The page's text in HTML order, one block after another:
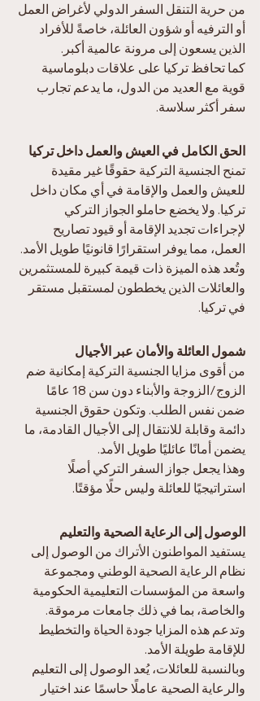
من حرية التنقل السفر الدولي لأغراض العمل
أو الترفيه أو شؤون العائلة، خاصةً للأفراد
الذين يسعون إلى مرونة عالمية أكبر.
كما تحافظ تركيا على علاقات دبلوماسية
قوية مع العديد من الدول، ما يدعم تجارب
سفر أكثر سلاسة.
الحق الكامل في العيش والعمل داخل تركيا
تمنح الجنسية التركية حقوقًا غير مقيدة
للعيش والعمل والإقامة في أي مكان داخل
تركيا. ولا يخضع حاملو الجواز التركي
لإجراءات تجديد الإقامة أو قيود تصاريح
العمل، مما يوفر استقرارًا قانونيًا طويل الأمد.
وتُعد هذه الميزة ذات قيمة كبيرة للمستثمرين
والعائلات الذين يخططون لمستقبل مستقر
في تركيا.
شمول العائلة والأمان عبر الأجيال
من أقوى مزايا الجنسية التركية إمكانية ضم
الزوج/الزوجة والأبناء دون سن 18 عامًا
ضمن نفس الطلب. وتكون حقوق الجنسية
دائمة وقابلة للانتقال إلى الأجيال القادمة، ما
يضمن أمانًا عائليًا طويل الأمد.
وهذا يجعل جواز السفر التركي أصلًا
استراتيجيًا للعائلة وليس حلًا مؤقتًا.
الوصول إلى الرعاية الصحية والتعليم
يستفيد المواطنون الأتراك من الوصول إلى
نظام الرعاية الصحية الوطني ومجموعة
واسعة من المؤسسات التعليمية الحكومية
والخاصة، بما في ذلك جامعات مرموقة.
وتدعم هذه المزايا جودة الحياة والتخطيط
للإقامة طويلة الأمد.
وبالنسبة للعائلات، يُعد الوصول إلى التعليم
والرعاية الصحية عاملًا حاسمًا عند اختيار